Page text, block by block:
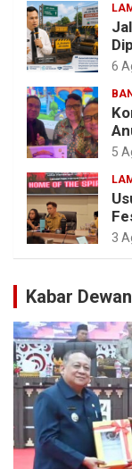
6
5
3
Kabar Dewan